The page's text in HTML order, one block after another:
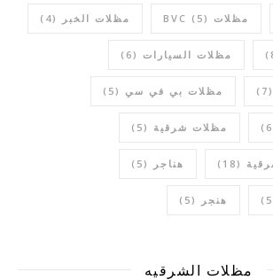
مظلات BVC (5) مظلات الخبر (4)
مظلات السيارات (6)
(7) مظلات بي في سي (5)
مظلات شرقية (5)
(18) هناجر (5)
هنجر (5)
مظلات الشرقيه